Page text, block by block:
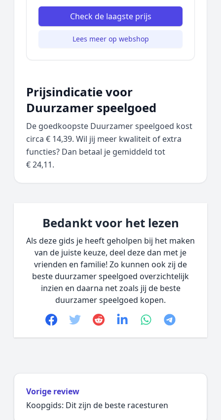
Check de laagste prijs
Lees meer op webshop
Prijsindicatie voor
Duurzamer speelgoed
De goedkoopste Duurzamer speelgoed kost
circa € 14,39. Wil jij meer kwaliteit of extra
functies? Dan betaal je gemiddeld tot
€ 24,11.
Bedankt voor het lezen
Als deze gids je heeft geholpen bij het maken
van de juiste keuze, deel deze dan met je
vrienden en familie! Zo kunnen ook zij de
beste duurzamer speelgoed overzichtelijk
inzien en daarna net zoals jij de beste
duurzamer speelgoed kopen.
Facebook
TwitterRedditlinkedinwhatsapp
telegram
Vorige review
Koopgids: Dit zijn de beste racesturen